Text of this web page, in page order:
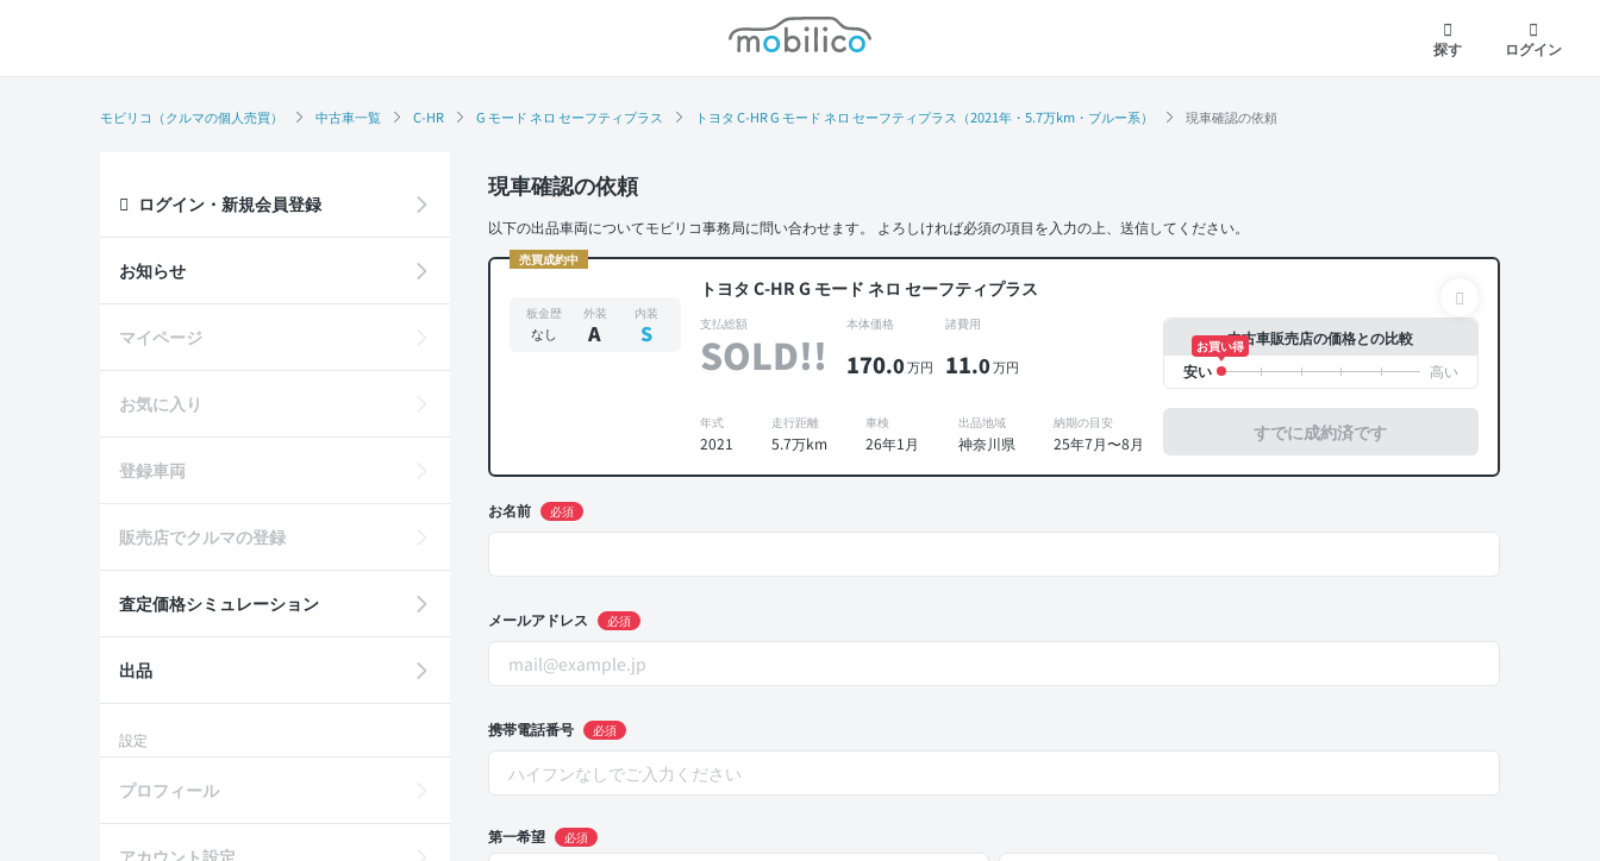
モビリコ
探す
ログイン
モビリコ（クルマの個人売買） 中古車一覧 C-HR G モード ネロ セーフティプラス トヨタ C-HR G モード ネロ セーフティプラス（2021年・5.7万km・ブルー系） 現車確認の依頼
現車確認の依頼
以下の出品車両についてモビリコ事務局に問い合わせます。 よろしければ必須の項目を入力の上、送信してください。
売買成約中
トヨタ C-HR G モード ネロ セーフティプラス
板金歴
なし
外装
A
内装
S 支払総額
SOLD!!
本体価格
170.0万円
諸費用
11.0万円
年式
2021
走行距離
5.7万km
車検
26年1月
出品地域
神奈川県
納期の目安
25年7月〜8月
中古車販売店の価格との比較
お買い得
すでに成約済です
お名前 必須
メールアドレス 必須
携帯電話番号 必須
第一希望 必須
ログイン・新規会員登録
お知らせ
マイページ
お気に入り
登録車両
販売店でクルマの登録
査定価格シミュレーション
出品
設定
プロフィール
アカウント設定